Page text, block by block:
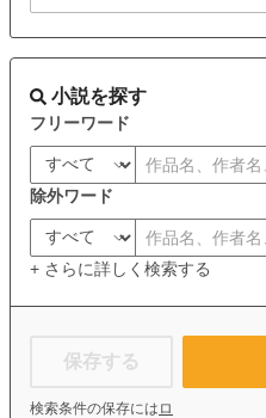
小説を探す
フリーワード
除外ワード
+ さらに詳しく検索する
保存する
検索条件の保存には ロ